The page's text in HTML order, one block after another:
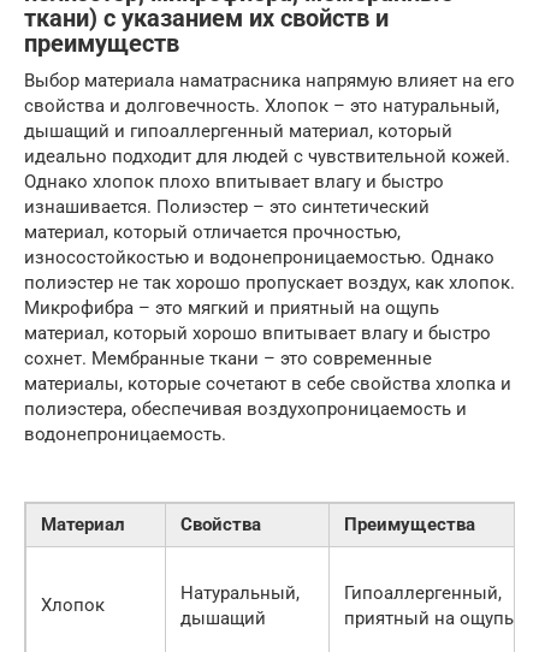
ткани) с указанием их свойств и
преимуществ
Выбор материала наматрасника напрямую влияет на его
свойства и долговечность. Хлопок – это натуральный,
дышащий и гипоаллергенный материал, который
идеально подходит для людей с чувствительной кожей.
Однако хлопок плохо впитывает влагу и быстро
изнашивается. Полиэстер – это синтетический
материал, который отличается прочностью,
износостойкостью и водонепроницаемостью. Однако
полиэстер не так хорошо пропускает воздух, как хлопок.
Микрофибра – это мягкий и приятный на ощупь
материал, который хорошо впитывает влагу и быстро
сохнет. Мембранные ткани – это современные
материалы, которые сочетают в себе свойства хлопка и
полиэстера, обеспечивая воздухопроницаемость и
водонепроницаемость.
Материал Свойства Преимущества
Хлопок
Натуральный,
дышащий
Гипоаллергенный,
приятный на ощупь